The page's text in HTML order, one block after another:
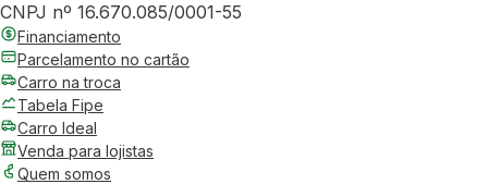
CNPJ nº 16.670.085/0001-55
Financiamento
Parcelamento no cartão
Carro na troca
Tabela Fipe
Carro Ideal
Venda para lojistas
Quem somos